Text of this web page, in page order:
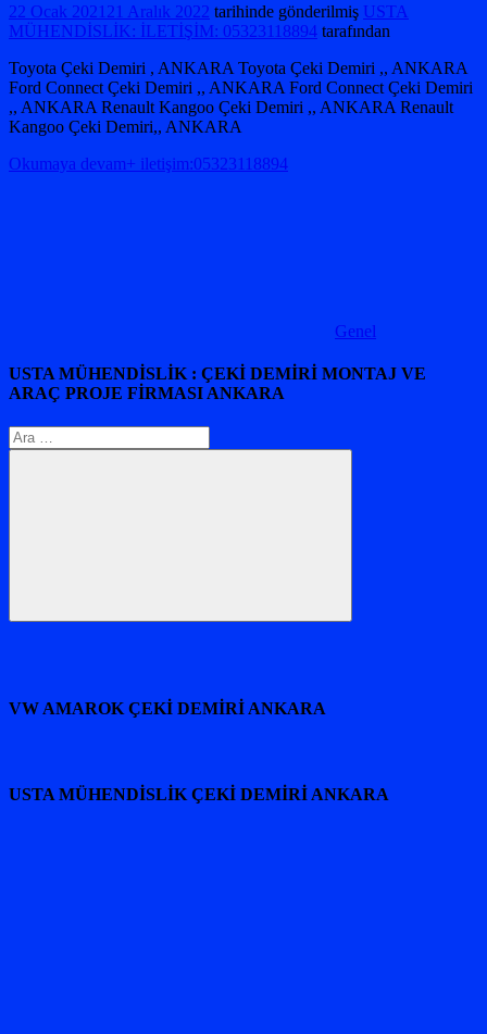
22 Ocak 2021 21 Aralık 2022 tarihinde gönderilmiş USTA
MÜHENDİSLİK: İLETİŞİM: 05323118894 tarafından
Toyota Çeki Demiri , ANKARA Toyota Çeki Demiri ,, ANKARA
Ford Connect Çeki Demiri ,, ANKARA Ford Connect Çeki Demiri
,, ANKARA Renault Kangoo Çeki Demiri ,, ANKARA Renault
Kangoo Çeki Demiri,, ANKARA
Okumaya devam+ iletişim:05323118894
Genel
USTA MÜHENDİSLİK : ÇEKİ DEMİRİ MONTAJ VE
ARAÇ PROJE FİRMASI ANKARA
Arama:
Ara
VW AMAROK ÇEKİ DEMİRİ ANKARA
USTA MÜHENDİSLİK ÇEKİ DEMİRİ ANKARA